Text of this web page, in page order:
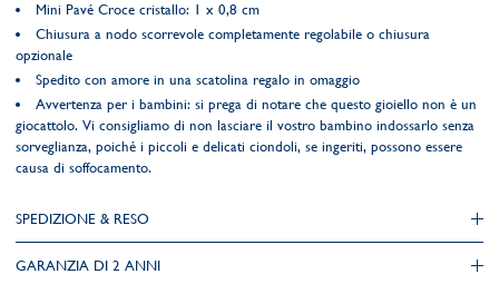
Mini Pavé Croce cristallo: 1 x 0,8 cm
Chiusura a nodo scorrevole completamente regolabile o chiusura
opzionale
Spedito con amore in una scatolina regalo in omaggio
Avvertenza per i bambini: si prega di notare che questo gioiello non è un
giocattolo. Vi consigliamo di non lasciare il vostro bambino indossarlo senza
sorveglianza, poiché i piccoli e delicati ciondoli, se ingeriti, possono essere
causa di soffocamento.
SPEDIZIONE & RESO
GARANZIA DI 2 ANNI